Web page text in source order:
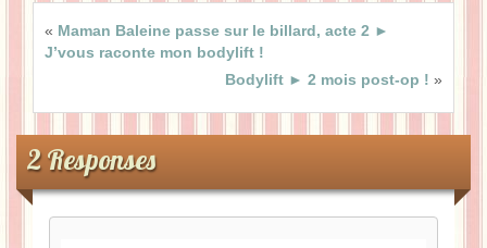
« Maman Baleine passe sur le billard, acte 2 ►
J’vous raconte mon bodylift !
Bodylift ► 2 mois post-op ! »
2 Responses